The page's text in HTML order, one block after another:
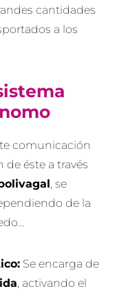
cantidades
a los
comunicación
éste a través
, se
de la
Se encarga de
, activando el